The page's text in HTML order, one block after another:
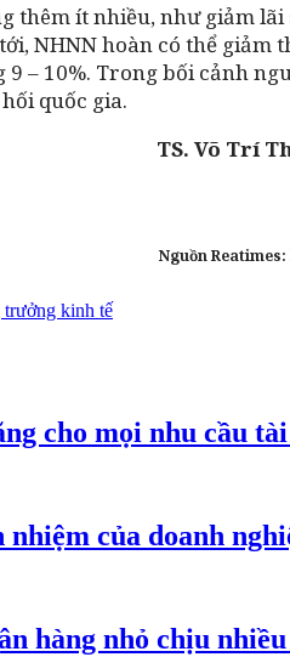
thêm ít nhiều, như giảm
NHNN hoàn có thể
– 10%. Trong bối cảnh
quốc gia.
TS. Võ Trí
Nguồn
trưởng kinh tế
cho mọi nhu cầu
của doanh
hàng nhỏ chịu nhiều